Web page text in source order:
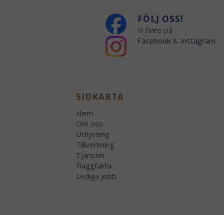
FÖLJ OSS!
Vi finns på
Facebook & Instagram
SIDKARTA
Hem
Om oss
Uthyrning
Tillverkning
Tjänster
Flaggfakta
Lediga jobb